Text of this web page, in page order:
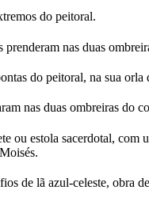
do peitoral.
nas duas
do peitoral, na sua
nas duas ombreiras do
ou estola sacerdotal,
de lã azul-celeste, obra